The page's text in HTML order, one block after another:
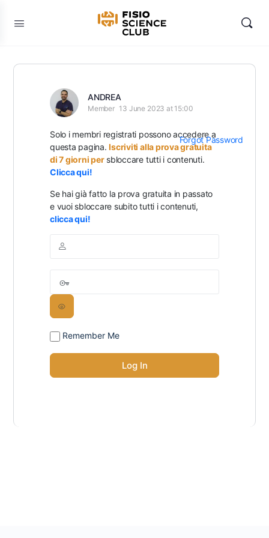
ANDREA
Member 13 June 2023 at 15:00
Solo i membri registrati possono accedere a
questa pagina.Iscriviti alla prova gratuita
di 7 giorni persbloccare tutti i contenuti.
Clicca qui!
Se hai già fatto la prova gratuita in passato
e vuoi sbloccare subito tutti i contenuti,
clicca qui!
Remember Me
Forgot Password